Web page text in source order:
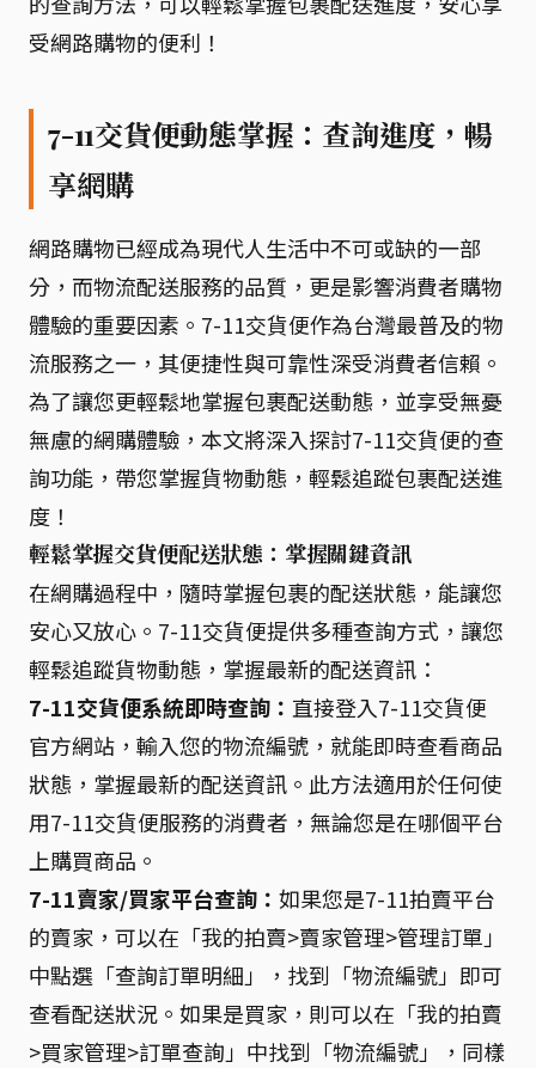
受網路購物的便利！
7-11交貨便動態掌握：查詢進度，暢
享網購
網路購物已經成為現代人生活中不可或缺的一部
分，而物流配送服務的品質，更是影響消費者購物
體驗的重要因素。7-11交貨便作為台灣最普及的物
流服務之一，其便捷性與可靠性深受消費者信賴。
為了讓您更輕鬆地掌握包裹配送動態，並享受無憂
無慮的網購體驗，本文將深入探討7-11交貨便的查
詢功能，帶您掌握貨物動態，輕鬆追蹤包裹配送進
度！
輕鬆掌握交貨便配送狀態：掌握關鍵資訊
在網購過程中，隨時掌握包裹的配送狀態，能讓您
安心又放心。7-11交貨便提供多種查詢方式，讓您
輕鬆追蹤貨物動態，掌握最新的配送資訊：
7-11交貨便系統即時查詢： 直接登入7-11交貨便
官方網站，輸入您的物流編號，就能即時查看商品
狀態，掌握最新的配送資訊。此方法適用於任何使
用7-11交貨便服務的消費者，無論您是在哪個平台
上購買商品。
7-11賣家/買家平台查詢： 如果您是7-11拍賣平台
的賣家，可以在「我的拍賣>賣家管理>管理訂單」
中點選「查詢訂單明細」，找到「物流編號」即可
查看配送狀況。如果是買家，則可以在「我的拍賣
>買家管理>訂單查詢」中找到「物流編號」，同樣